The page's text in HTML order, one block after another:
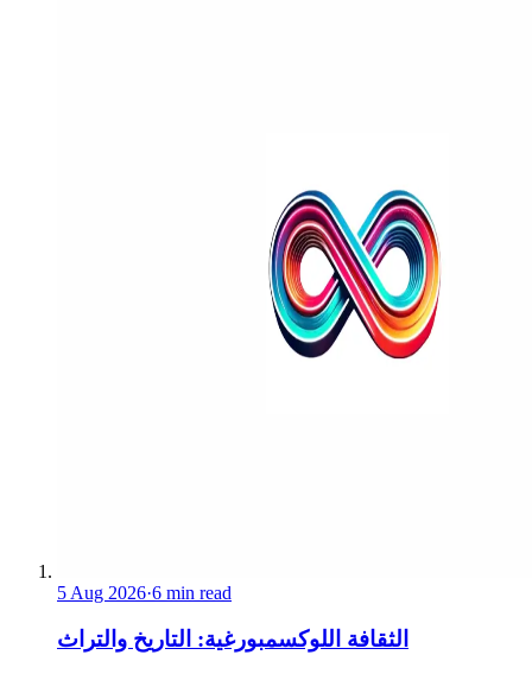
5 Aug 2026·6 min read
الثقافة اللوكسمبورغية: التاريخ والتراث